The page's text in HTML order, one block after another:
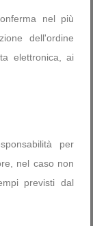
nel più
dell'ordine
elettronica, ai
per
nel caso non
previsti dal